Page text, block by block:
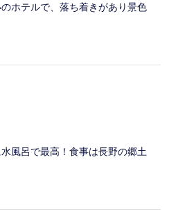
ホテルで、落ち着きがあり景色
風呂で最高！食事は長野の郷土